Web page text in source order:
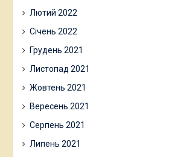
Лютий 2022
Січень 2022
Грудень 2021
Листопад 2021
Жовтень 2021
Вересень 2021
Серпень 2021
Липень 2021